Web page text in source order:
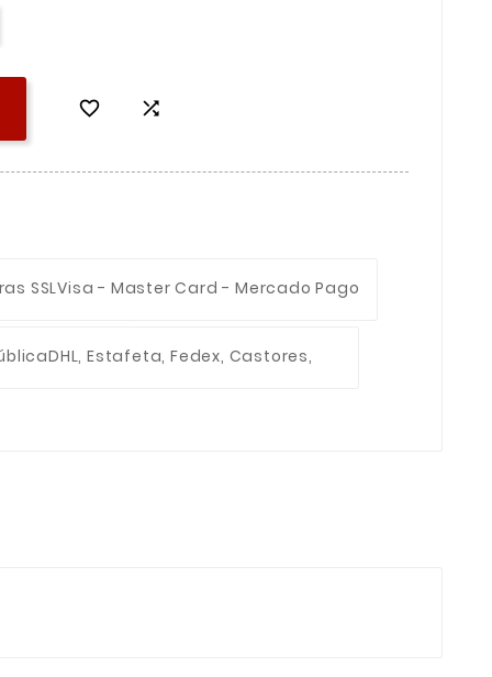
 
SSLVisa - Master Card - Mercado Pago
DHL, Estafeta, Fedex, Castores,